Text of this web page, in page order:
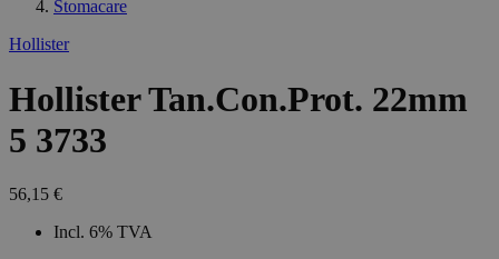
Stomacare
Hollister
Hollister Tan.Con.Prot. 22mm
5 3733
56,15 €
Incl. 6% TVA